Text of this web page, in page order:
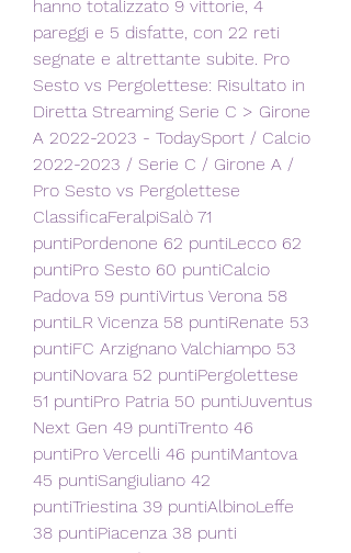
hanno totalizzato 9 vittorie, 4
pareggi e 5 disfatte, con 22 reti
segnate e altrettante subite. Pro
Sesto vs Pergolettese: Risultato in
Diretta Streaming Serie C > Girone
A 2022-2023 - TodaySport / Calcio
2022-2023 / Serie C / Girone A /
Pro Sesto vs Pergolettese
ClassificaFeralpiSalò 71
puntiPordenone 62 puntiLecco 62
puntiPro Sesto 60 puntiCalcio
Padova 59 puntiVirtus Verona 58
puntiLR Vicenza 58 puntiRenate 53
puntiFC Arzignano Valchiampo 53
puntiNovara 52 puntiPergolettese
51 puntiPro Patria 50 puntiJuventus
Next Gen 49 puntiTrento 46
puntiPro Vercelli 46 puntiMantova
45 puntiSangiuliano 42
puntiTriestina 39 puntiAlbinoLeffe
38 puntiPiacenza 38 punti